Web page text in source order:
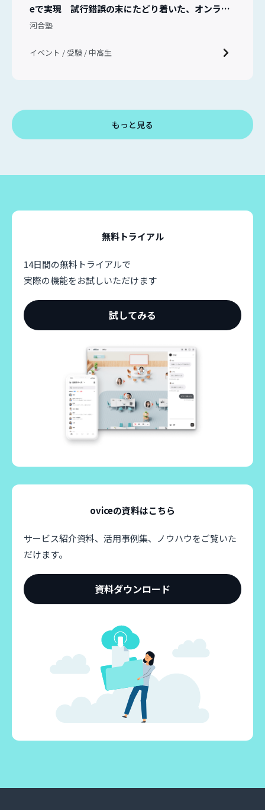
eで実現 試行錯誤の末にたどり着いた、オンライ
ンイベントの新しい形
河合塾
イベント / 受験 / 中高生
もっと見る
無料トライアル
14日間の無料トライアルで
実際の機能をお試しいただけます
試してみる
oviceの資料はこちら
サービス紹介資料、活用事例集、ノウハウをご覧いた
だけます。
資料ダウンロード